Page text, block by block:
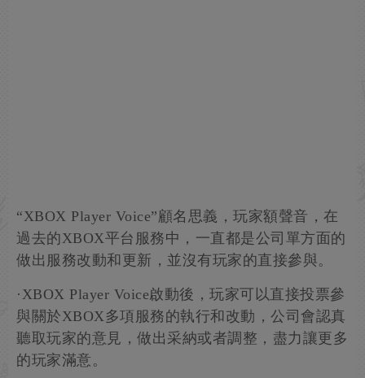
“XBOX Player Voice”顧名思義，玩家額聲音，在
過去的XBOX平台服務中，一直都是公司單方面的
做出服務改動和更新，並沒有玩家的直接參與。
·XBOX Player Voice啟動後，玩家可以直接投票參
與關於XBOX多項服務的執行和改動，公司會認真
聽取玩家的意見，做出采納或者調整，盡力讓更多
的玩家滿意。